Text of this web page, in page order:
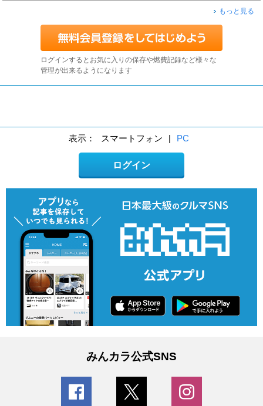
もっと見る
ログインするとお気に入りの保存や燃費記録など様々な
管理が出来るようになります
表示： スマートフォン | PC
ログイン
みんカラ公式SNS